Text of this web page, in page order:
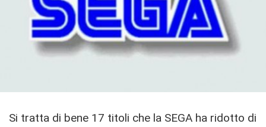
Si tratta di bene 17 titoli che la SEGA ha ridotto di